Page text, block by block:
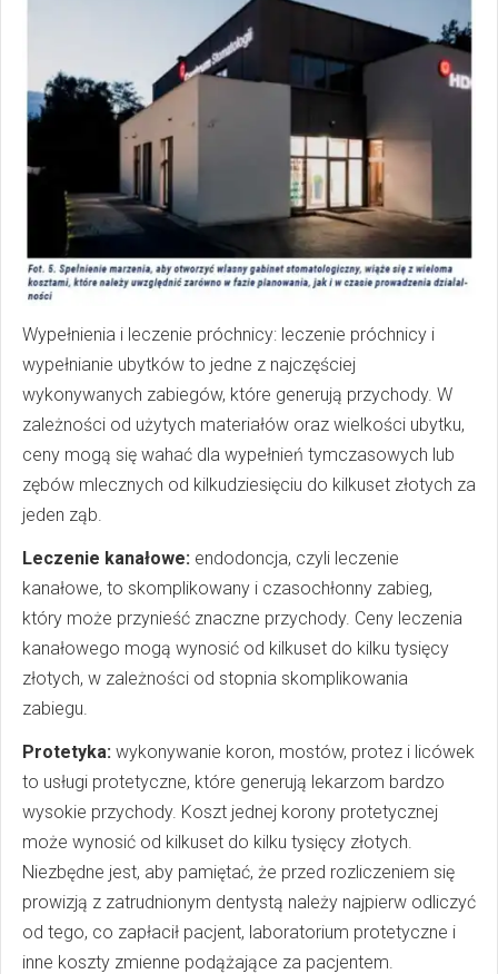
Wypełnienia i leczenie próchnicy: leczenie próchnicy i
wypełnianie ubytków to jedne z najczęściej
wykonywanych zabiegów, które generują przychody. W
zależności od użytych materiałów oraz wielkości ubytku,
ceny mogą się wahać dla wypełnień tymczasowych lub
zębów mlecznych od kilkudziesięciu do kilkuset złotych za
jeden ząb.
Leczenie kanałowe: endodoncja, czyli leczenie
kanałowe, to skomplikowany i czasochłonny zabieg,
który może przynieść znaczne przychody. Ceny leczenia
kanałowego mogą wynosić od kilkuset do kilku tysięcy
złotych, w zależności od stopnia skomplikowania
zabiegu.
Protetyka: wykonywanie koron, mostów, protez i licówek
to usługi protetyczne, które generują lekarzom bardzo
wysokie przychody. Koszt jednej korony protetycznej
może wynosić od kilkuset do kilku tysięcy złotych.
Niezbędne jest, aby pamiętać, że przed rozliczeniem się
prowizją z zatrudnionym dentystą należy najpierw odliczyć
od tego, co zapłacił pacjent, laboratorium protetyczne i
inne koszty zmienne podążające za pacjentem.